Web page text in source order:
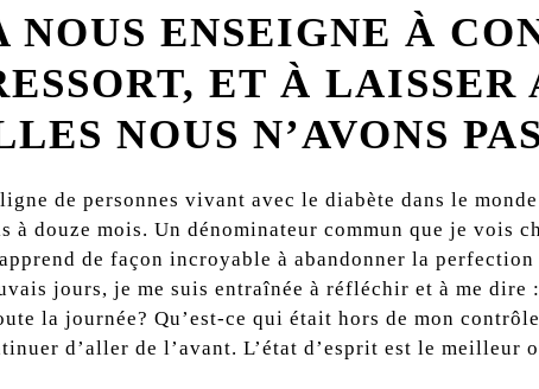
NOUS ENSEIGNE À
ET À LAISSER
NOUS N’AVONS
de personnes vivant avec le diabète dans le
à douze mois. Un dénominateur commun que je vois
de façon incroyable à abandonner la
jours, je me suis entraînée à réfléchir et à me
la journée? Qu’est-ce qui était hors de mon
d’aller de l’avant. L’état d’esprit est le meilleur